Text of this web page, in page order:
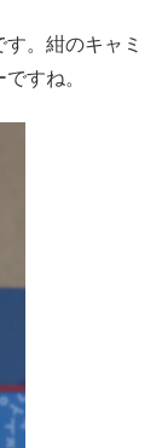
。紺のキャミ
すね。